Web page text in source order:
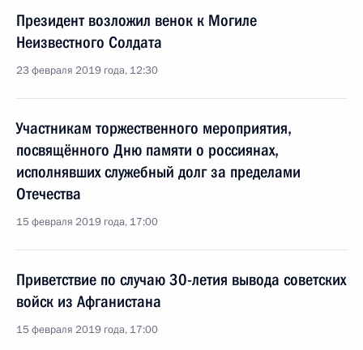
Президент возложил венок к Могиле
Неизвестного Солдата
23 февраля 2019 года, 12:30
Участникам торжественного мероприятия,
посвящённого Дню памяти о россиянах,
исполнявших служебный долг за пределами
Отечества
15 февраля 2019 года, 17:00
Приветствие по случаю 30-летия вывода советских
войск из Афганистана
15 февраля 2019 года, 17:00